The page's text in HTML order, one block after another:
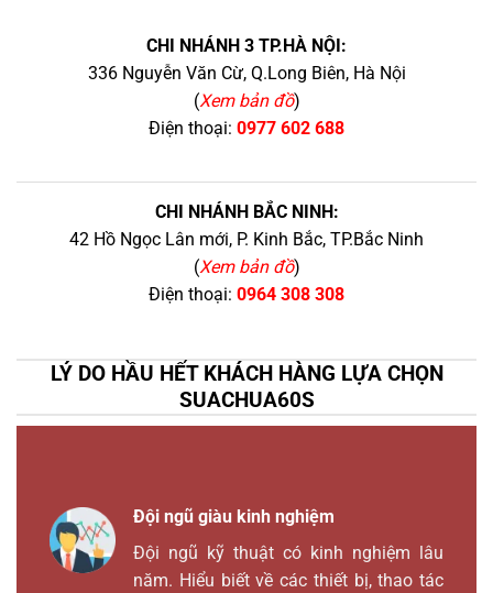
CHI NHÁNH 3 TP.HÀ NỘI:
336 Nguyễn Văn Cừ, Q.Long Biên, Hà Nội
(Xem bản đồ)
Điện thoại: 0977 602 688
CHI NHÁNH BẮC NINH:
42 Hồ Ngọc Lân mới, P. Kinh Bắc, TP.Bắc Ninh
(Xem bản đồ)
Điện thoại: 0964 308 308
LÝ DO HẦU HẾT KHÁCH HÀNG LỰA CHỌN
SUACHUA60S
Đội ngũ giàu kinh nghiệm
Đội ngũ kỹ thuật có kinh nghiệm lâu
năm. Hiểu biết về các thiết bị, thao tác